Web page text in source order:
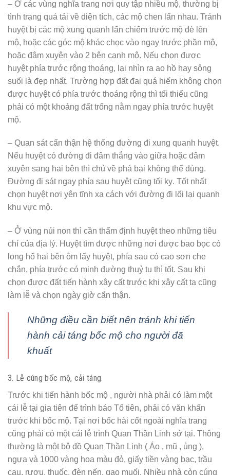
– Ở các vùng nghĩa trang nơi quy tập nhiều mộ, thường bị
tình trạng quá tải về diện tích, các mộ chen lấn nhau. Tránh
huyệt bị các mộ xung quanh lấn chiếm trước mộ đè lên
mộ, hoặc các góc mộ khác chọc vào ngay trước phần mộ,
hoặc đâm xuyên vào 2 bên cạnh mộ. Nếu chọn được
huyệt phía trước rộng thoáng, lại nhìn ra ao hồ hay sông
suối là đẹp nhất. Trường hợp đất đai quá hiếm không chọn
được huyệt có phía trước thoáng rộng thì tối thiểu cũng
phải có một khoảng đất trống nằm ngay phía trước huyệt
mộ.
– Quan sát cẩn thận hệ thống đường đi xung quanh huyệt.
Nếu huyệt có đường đi đâm thẳng vào giữa hoặc đâm
xuyên sang hai bên thì chủ về phá bại không thể dùng.
Đường đi sát ngay phía sau huyệt cũng tối kỵ. Tốt nhất
chọn huyệt nơi yên tĩnh xa cách với đường đi lối lại quanh
khu vực mộ.
– Ở vùng núi non thì cần thẩm định huyệt theo những tiêu
chí của địa lý. Huyệt tìm được những nơi được bao bọc có
long hổ hai bên ôm lấy huyệt, phía sau có cao sơn che
chắn, phía trước có minh đường thuỷ tụ thì tốt. Sau khi
chọn được đất tiến hành xây cất trước khi xây cất ta cũng
làm lễ và chọn ngày giờ cẩn thận.